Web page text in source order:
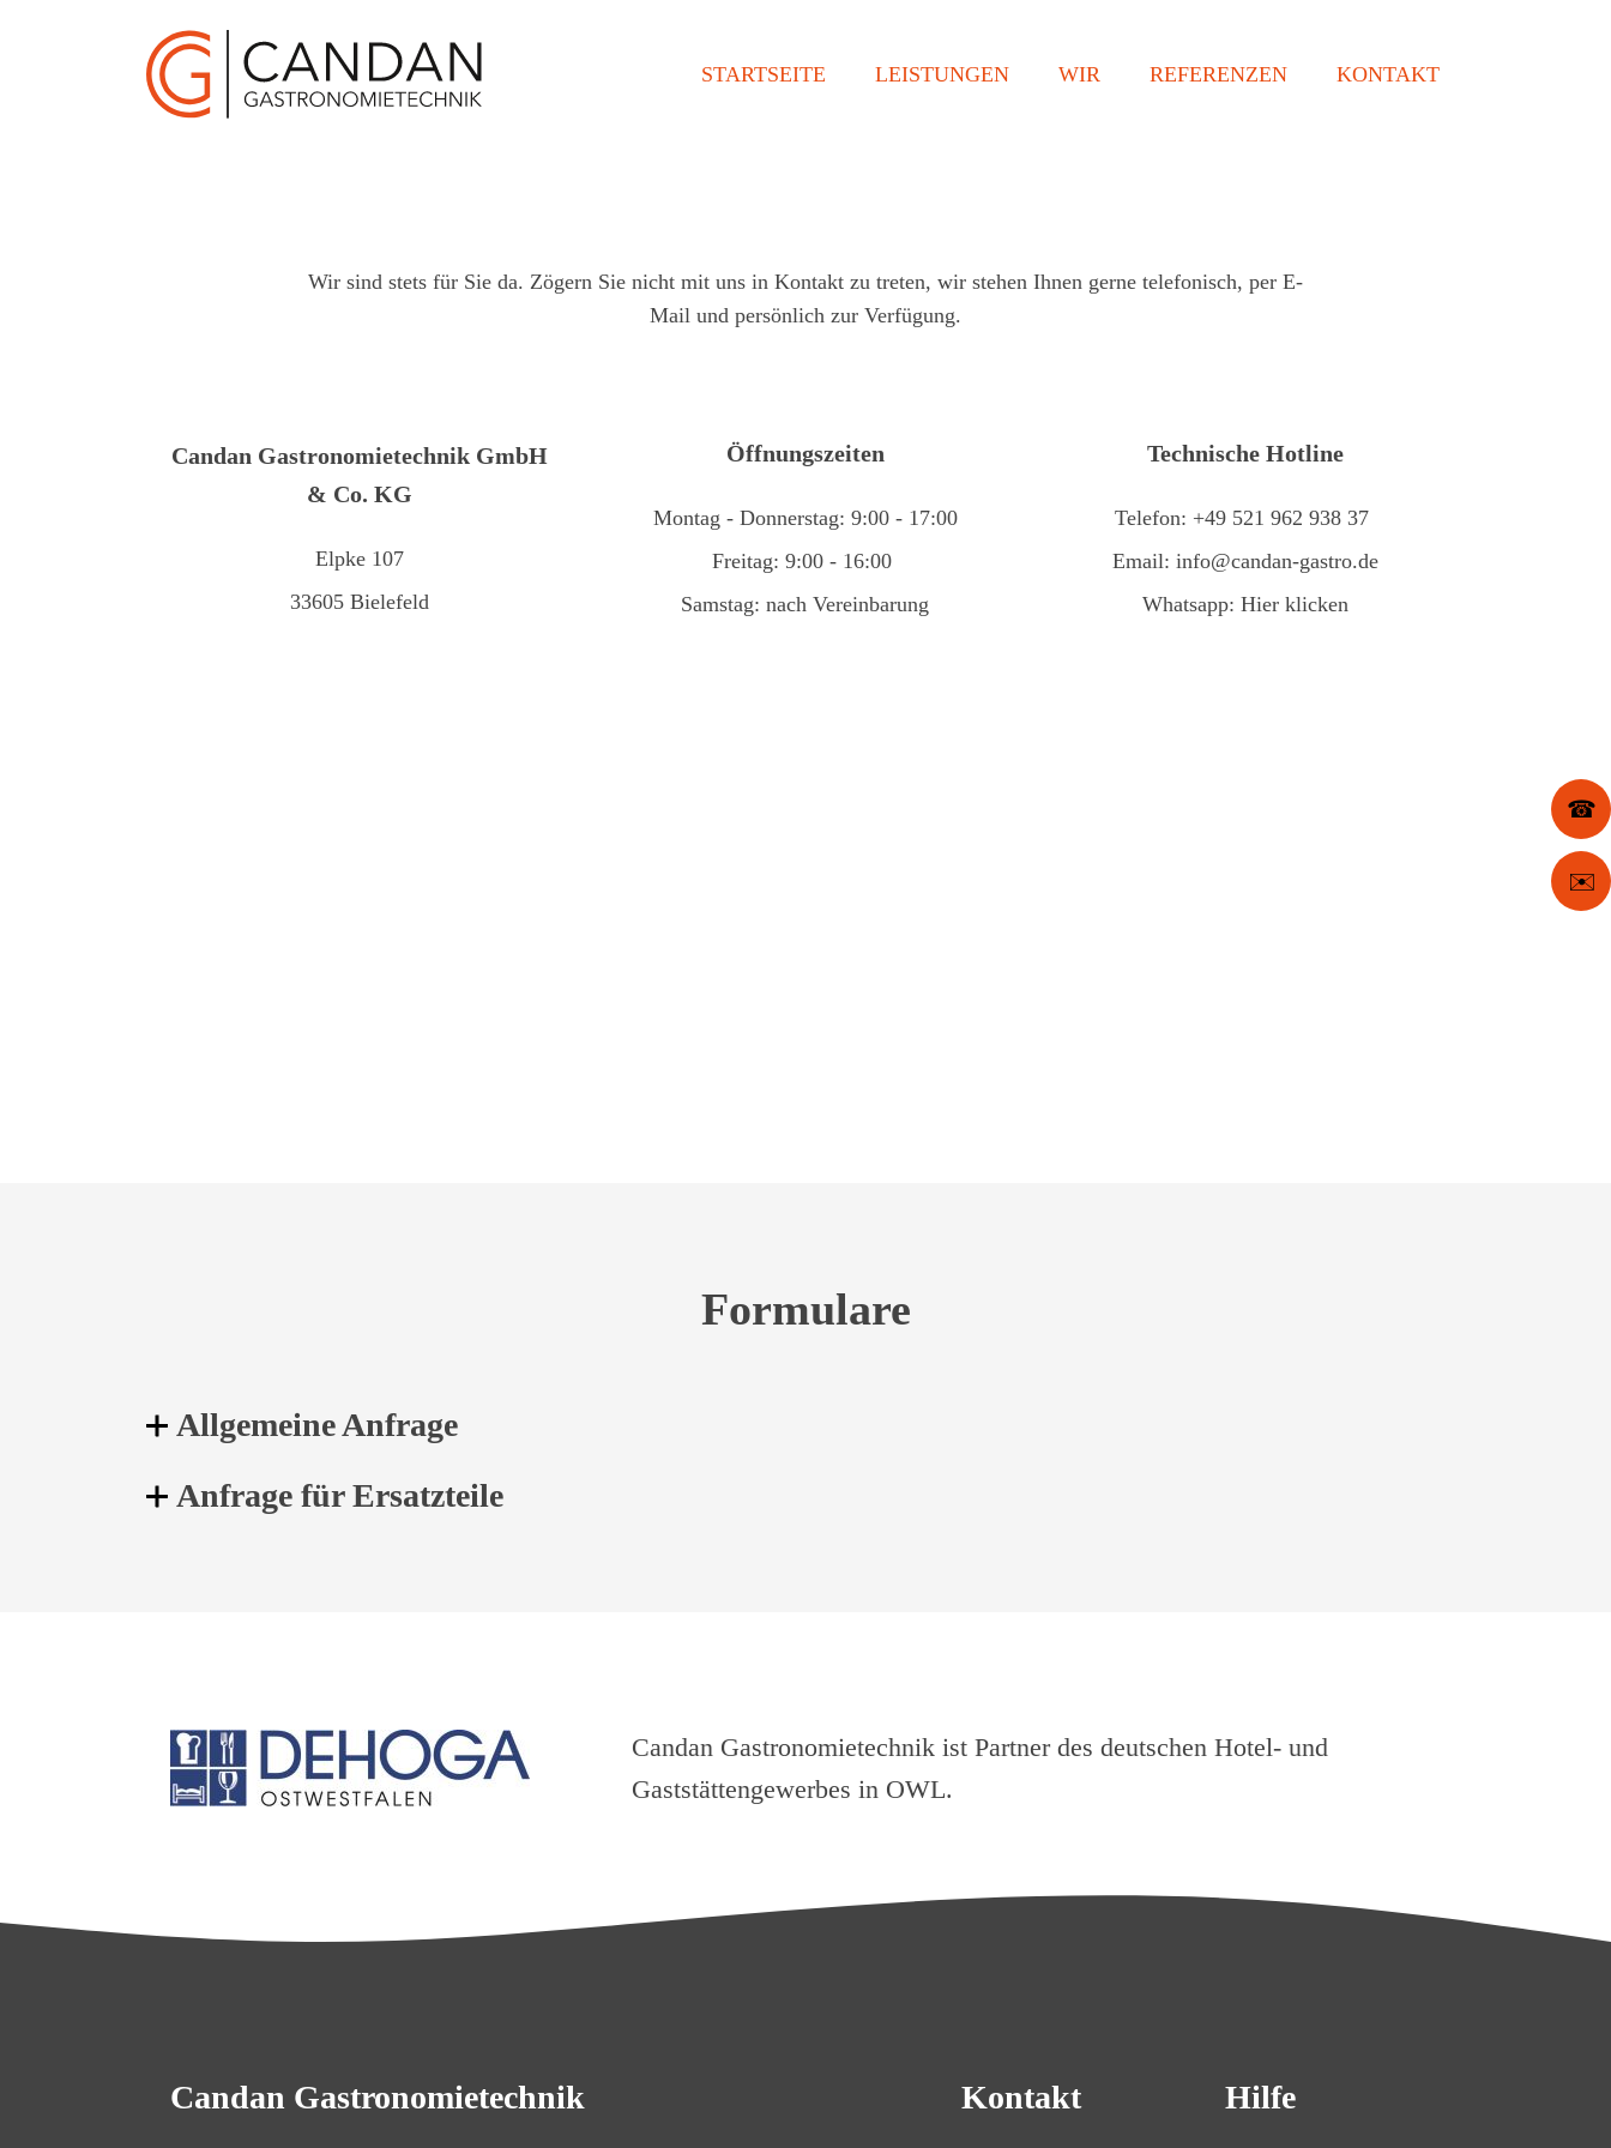
STARTSEITE LEISTUNGEN WIR REFERENZEN KONTAKT
Wir sind stets für Sie da. Zögern Sie nicht mit uns in Kontakt zu treten, wir stehen Ihnen gerne telefonisch, per E-
Mail und persönlich zur Verfügung.
Candan Gastronomietechnik GmbH
& Co. KG
Elpke 107
33605 Bielefeld
Öffnungszeiten
Montag - Donnerstag: 9:00 - 17:00
Freitag: 9:00 - 16:00
Samstag: nach Vereinbarung
Technische Hotline
Telefon: +49 521 962 938 37
Email: info@candan-gastro.de
Whatsapp: Hier klicken
Formulare
Allgemeine Anfrage
Anfrage für Ersatzteile
Candan Gastronomietechnik ist Partner des deutschen Hotel- und
Gaststättengewerbes in OWL.
Candan Gastronomietechnik Kontakt Hilfe